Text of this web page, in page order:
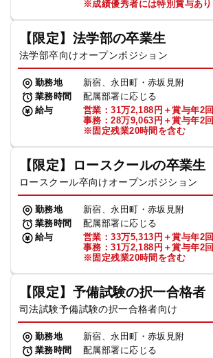
※成績優秀者には特別賞与あり
【限定】法学部の卒業生
法学部卒向けオープンポジション
勤務地
新宿、永田町・赤坂見附
業務時間
配属部署に応じる
給与
営業：31万2,188円＋賞与年2回
事務：28万9,063円＋賞与年2回
※固定残業20時間を含む
【限定】ロースクールの卒業生
ロースクール卒向けオープンポジション
勤務地
新宿、永田町・赤坂見附
業務時間
配属部署に応じる
給与
営業：33万5,313円＋賞与年2回
事務：31万2,188円＋賞与年2回
※固定残業20時間を含む
【限定】予備試験の択一合格者
司法試験予備試験の択一合格者向け
勤務地
新宿、永田町・赤坂見附
業務時間
配属部署に応じる